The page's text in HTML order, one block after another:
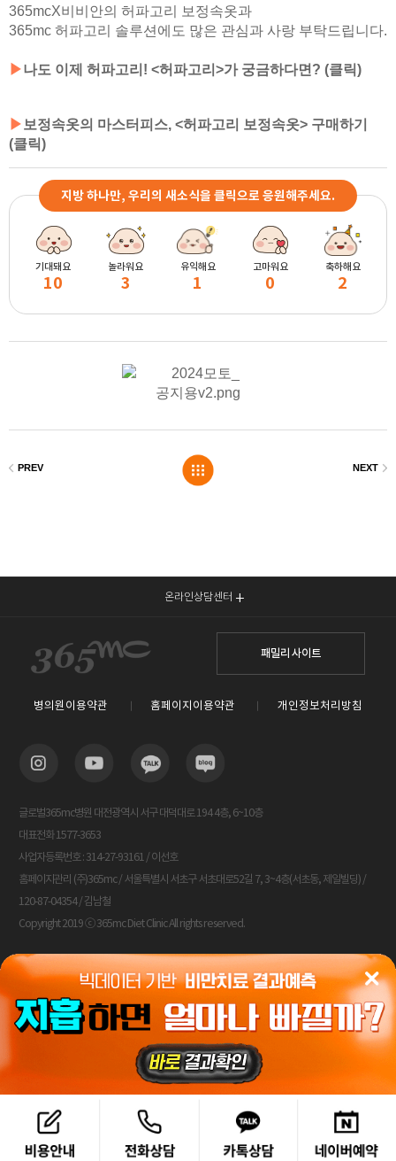
365mcX비비안의 허파고리 보정속옷과
365mc 허파고리 솔루션에도 많은 관심과 사랑 부탁드립니다.
▶나도 이제 허파고리! <허파고리>가 궁금하다면? (클릭)
▶ 보정속옷의 마스터피스, <허파고리 보정속옷> 구매하기
(클릭)
지방 하나만, 우리의 새소식을 클릭으로 응원해주세요.
기대돼요
10
놀라워요
3
유익해요
1
고마워요
0
축하해요
2
온라인상담센터
패밀리 사이트
병의원이용약관 홈페이지이용약관 개인정보처리방침
글로벌365mc병원 대전광역시 서구 대덕대로 194 4층, 6~10층
대표전화 1577-3653
사업자등록번호 : 314-27-93161 / 이선호
홈페이지관리 (주)365mc / 서울특별시 서초구 서초대로52길 7, 3~4층(서초동, 제일빌딩) /
120-87-04354 / 김남철
Copyright 2019 ⓒ 365mc Diet Clinic All rights reserved.